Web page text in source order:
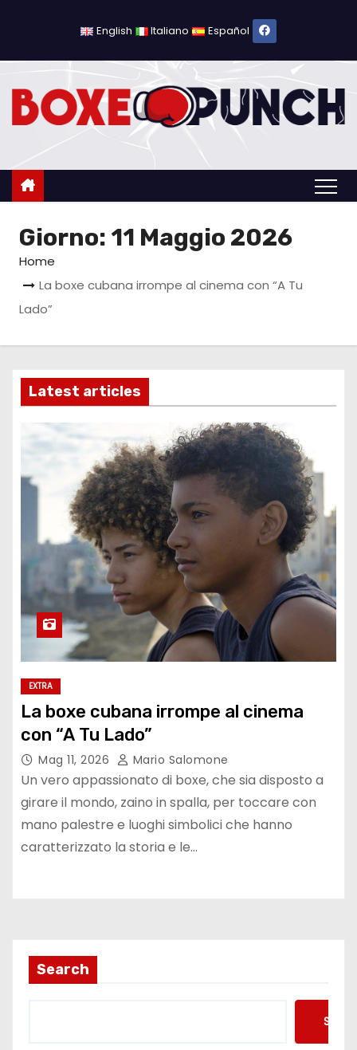
c
o
English Italiano Español
Giorno: 11 Maggio 2026
Home
La boxe cubana irrompe al cinema con “A Tu
Lado”
Latest articles
EXTRA
La boxe cubana irrompe al cinema
con “A Tu Lado”
Mag 11, 2026 Mario Salomone
Un vero appassionato di boxe, che sia disposto a
girare il mondo, zaino in spalla, per toccare con
mano palestre e luoghi simbolici che hanno
caratterizzato la storia e le…
Search